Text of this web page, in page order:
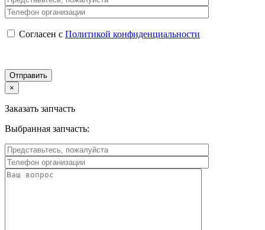
Согласен с Политикой конфиденциальности
×
Заказать запчасть
Выбранная запчасть: